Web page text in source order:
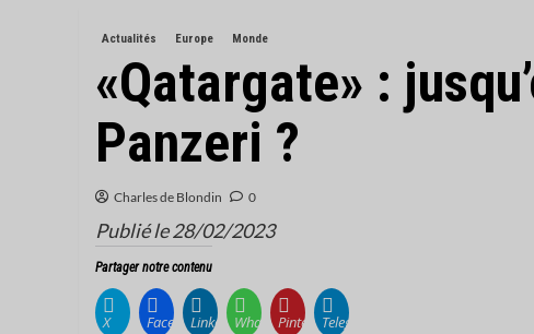
Actualités Europe Monde
«Qatargate» :
Panzeri ?
Charles de Blondin 0
Publié le 28/02/2023
Partager notre contenu
X FacebookLinkedInWhatsAppPinterestTelegram